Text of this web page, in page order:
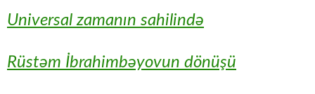
Universal zamanın sahilində
Rüstəm İbrahimbəyovun dönüşü